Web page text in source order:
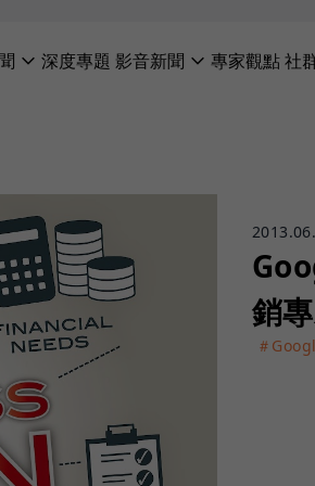
深度專題 影音新聞 專家觀點社
銷
＃